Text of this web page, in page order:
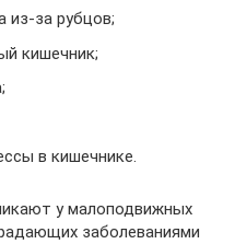
из-за рубцов;
кишечник;
в кишечнике.
у малоподвижных
заболеваниями